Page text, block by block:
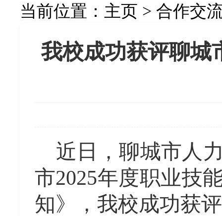
当前位置： 主页 > 合作交
我校成功获评聊城
近日
，聊城市人
市2025年度职业技
知》，我校成功获